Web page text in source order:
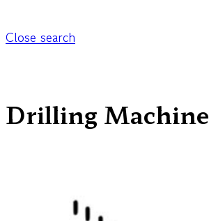
Close search
Drilling Machine